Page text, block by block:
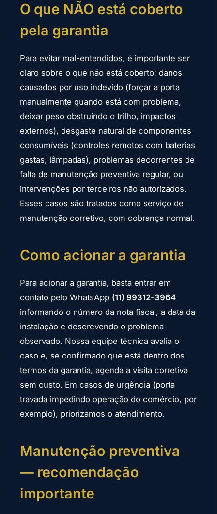
O que NÃO está coberto
pela garantia
Para evitar mal-entendidos, é importante ser
claro sobre o que não está coberto: danos
causados por uso indevido (forçar a porta
manualmente quando está com problema,
deixar peso obstruindo o trilho, impactos
externos), desgaste natural de componentes
consumíveis (controles remotos com baterias
gastas, lâmpadas), problemas decorrentes de
falta de manutenção preventiva regular, ou
intervenções por terceiros não autorizados.
Esses casos são tratados como serviço de
manutenção corretivo, com cobrança normal.
Como acionar a garantia
Para acionar a garantia, basta entrar em
contato pelo WhatsApp (11) 99312-3964
informando o número da nota fiscal, a data da
instalação e descrevendo o problema
observado. Nossa equipe técnica avalia o
caso e, se confirmado que está dentro dos
termos da garantia, agenda a visita corretiva
sem custo. Em casos de urgência (porta
travada impedindo operação do comércio, por
exemplo), priorizamos o atendimento.
Manutenção preventiva
— recomendação
importante